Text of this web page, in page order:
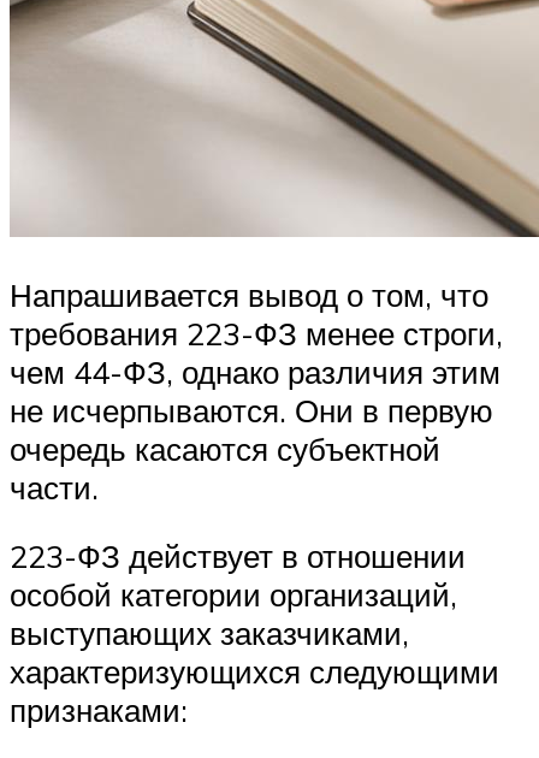
Напрашивается вывод о том, что
требования 223-ФЗ менее строги,
чем 44-ФЗ, однако различия этим
не исчерпываются. Они в первую
очередь касаются субъектной
части.
223-ФЗ действует в отношении
особой категории организаций,
выступающих заказчиками,
характеризующихся следующими
признаками: